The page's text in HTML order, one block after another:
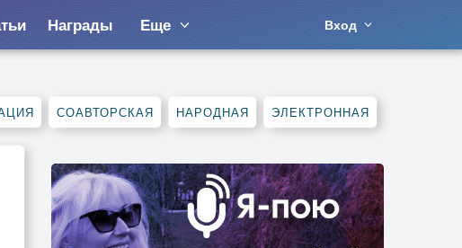
Награды Еще Вход
СОАВТОРСКАЯ НАРОДНАЯ ЭЛЕКТРОННАЯ